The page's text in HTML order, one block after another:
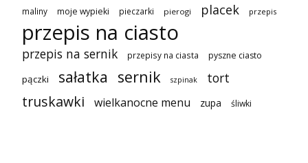
maliny moje wypieki pieczarki pierogi placek przepis
przepis na ciasto
przepis na sernik przepisy na ciasta pyszne ciasto
pączki sałatka sernik szpinak tort
truskawki wielkanocne menu zupa śliwki